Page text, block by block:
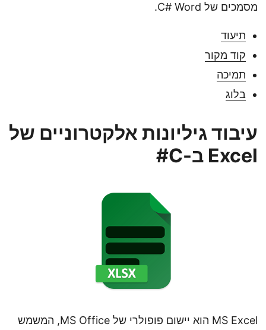
מסמכים של C# Word.
תיעוד
קוד מקור
תמיכה
בלוג
עיבוד גיליונות אלקטרוניים של
Excel ב-C#
MS Excel הוא יישום פופולרי של MS Office, המשמש